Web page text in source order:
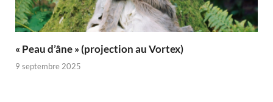
« Peau d’âne » (projection au Vortex)
9 septembre 2025